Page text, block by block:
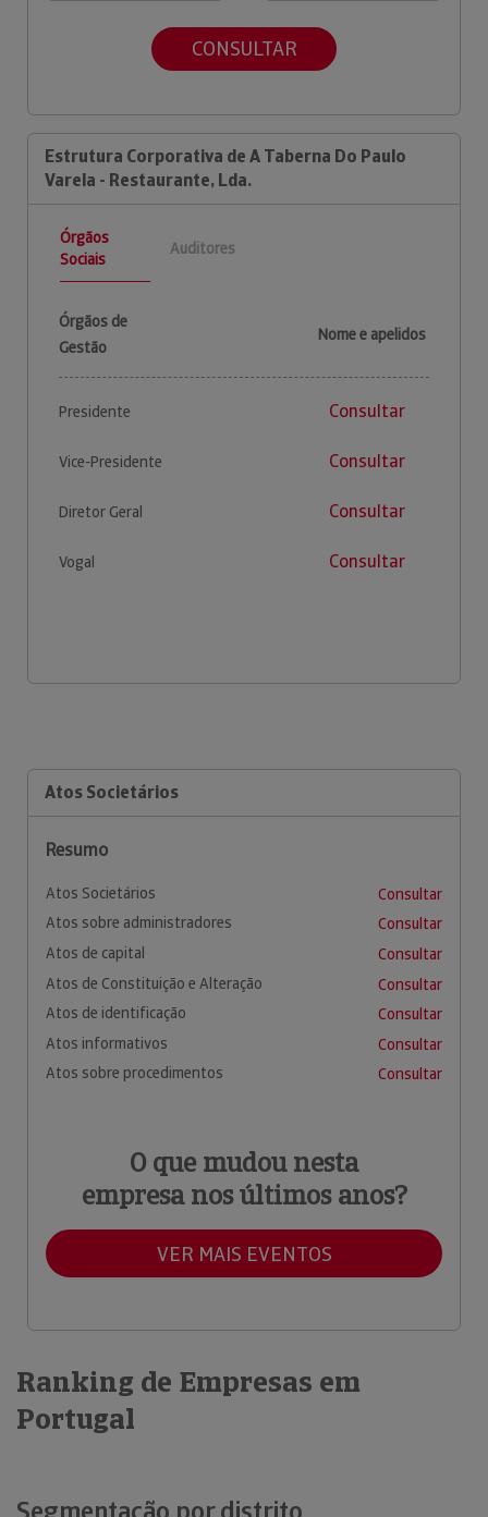
CONSULTAR
Estrutura Corporativa de A Taberna Do Paulo
Varela - Restaurante, Lda.
Órgãos
Sociais
Auditores
Órgãos de
Gestão
Nome e apelidos
Presidente Consultar
Vice-Presidente Consultar
Diretor Geral Consultar
Vogal Consultar
Atos Societários
Resumo
Atos Societários
Consultar
Atos sobre administradores
Consultar
Atos de capital
Consultar
Atos de Constituição e Alteração
Consultar
Atos de identificação
Consultar
Atos informativos
Consultar
Atos sobre procedimentos
Consultar
O que mudou nesta
empresa nos últimos anos?
VER MAIS EVENTOS
Ranking de Empresas em
Portugal